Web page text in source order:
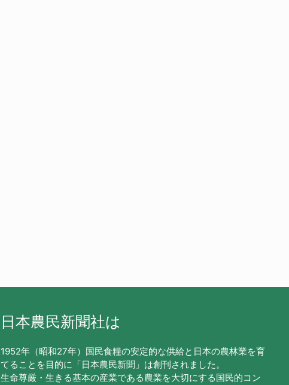
日本農民新聞社は
1952年（昭和27年）国民食糧の安定的な供給と日本の農林業を育
てることを目的に「日本農民新聞」は創刊されました。
生命尊厳・生きる基本の産業である農業を大切にする国民的コン